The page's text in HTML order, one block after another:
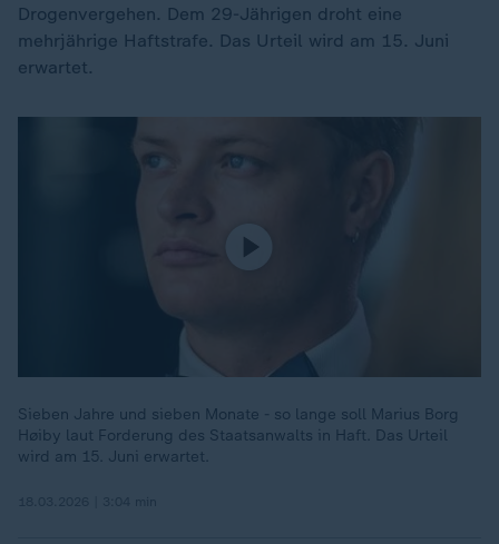
Drogenvergehen. Dem 29-Jährigen droht eine
mehrjährige Haftstrafe. Das Urteil wird am 15. Juni
erwartet.
Sieben Jahre und sieben Monate - so lange soll Marius Borg
Høiby laut Forderung des Staatsanwalts in Haft. Das Urteil
wird am 15. Juni erwartet.